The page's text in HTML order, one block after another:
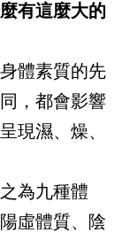
有這麼大的
體素質的先
，都會影響
現濕、燥、
為九種體
虛體質、陰